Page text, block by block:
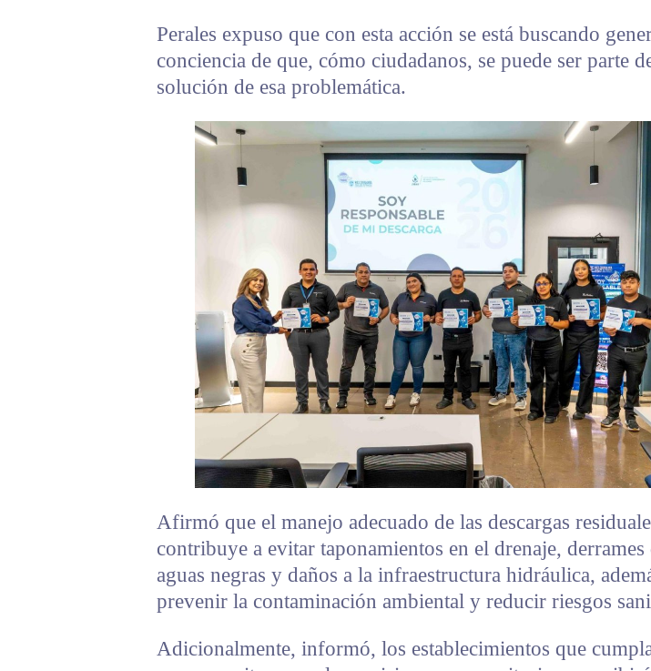
Perales expuso que con esta acción se está buscando
conciencia de que, cómo ciudadanos, se puede ser parte
solución de esa problemática.
Afirmó que el manejo adecuado de las descargas
contribuye a evitar taponamientos en el drenaje, derrames
aguas negras y daños a la infraestructura hidráulica,
prevenir la contaminación ambiental y reducir riesgos
Adicionalmente, informó, los establecimientos que